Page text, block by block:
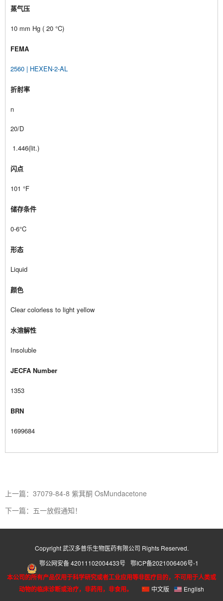
蒸气压
10 mm Hg ( 20 °C)
FEMA
2560 | HEXEN-2-AL
折射率
n
20/D
1.446(lit.)
闪点
101 °F
储存条件
0-6°C
形态
Liquid
颜色
Clear colorless to light yellow
水溶解性
Insoluble
JECFA Number
1353
BRN
1699684
上一篇：37079-84-8 紫萁酮 OsMundacetone
下一篇：五一放假通知！
Copyright 武汉多普乐生物医药有限公司 Rights Reserved.
鄂公网安备 42011102004433号 鄂ICP备2021006406号-1
本公司的所有产品仅用于科学研究或者工业应用等非医疗目的，不可用于人类或
动物的临床诊断或治疗，非药用，非食用。
中文版 English